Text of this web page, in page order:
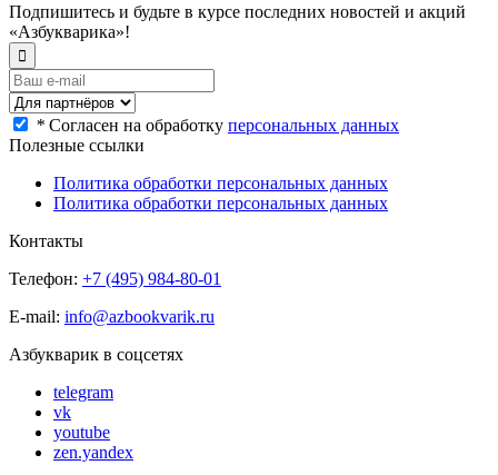
Подпишитесь и будьте в курсе последних новостей и акций
«Азбукварика»!
* Согласен на обработку персональных данных
Полезные ссылки
Политика обработки персональных данных
Политика обработки персональных данных
Контакты
Телефон: +7 (495) 984-80-01
E-mail: info@azbookvarik.ru
Азбукварик в соцсетях
telegram
vk
youtube
zen.yandex